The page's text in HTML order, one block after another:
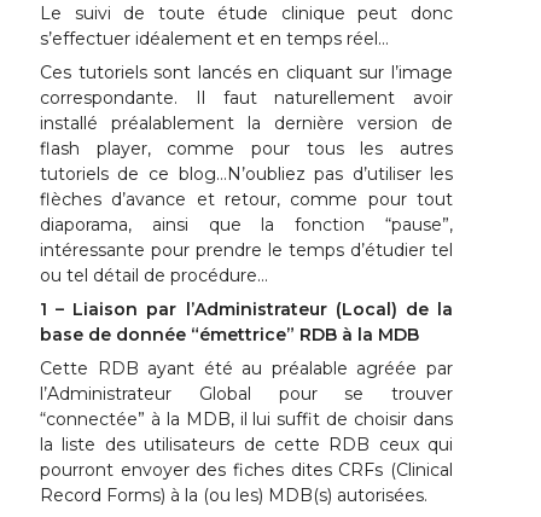
Le suivi de toute étude clinique peut donc
s’effectuer idéalement et en temps réel…
Ces tutoriels sont lancés en cliquant sur l’image
correspondante. Il faut naturellement avoir
installé préalablement la dernière version de
flash player, comme pour tous les autres
tutoriels de ce blog…N’oubliez pas d’utiliser les
flèches d’avance et retour, comme pour tout
diaporama, ainsi que la fonction “pause”,
intéressante pour prendre le temps d’étudier tel
ou tel détail de procédure…
1 – Liaison par l’Administrateur (Local) de la
base de donnée “émettrice” RDB à la MDB
Cette RDB ayant été au préalable agréée par
l’Administrateur Global pour se trouver
“connectée” à la MDB, il lui suffit de choisir dans
la liste des utilisateurs de cette RDB ceux qui
pourront envoyer des fiches dites CRFs (Clinical
Record Forms) à la (ou les) MDB(s) autorisées.